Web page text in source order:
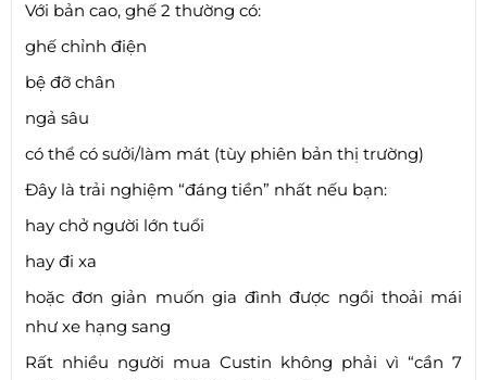
Với bản cao, ghế 2 thường có:
ghế chỉnh điện
bệ đỡ chân
ngả sâu
có thể có sưởi/làm mát (tùy phiên bản thị trường)
Đây là trải nghiệm “đáng tiền” nhất nếu bạn:
hay chở người lớn tuổi
hay đi xa
hoặc đơn giản muốn gia đình được ngồi thoải mái
như xe hạng sang
Rất nhiều người mua Custin không phải vì “cần 7